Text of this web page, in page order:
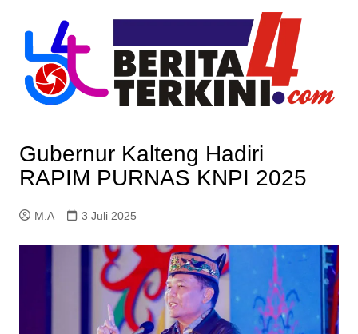
content
Gubernur Kalteng Hadiri
RAPIM PURNAS KNPI 2025
M.A 3 Juli 2025